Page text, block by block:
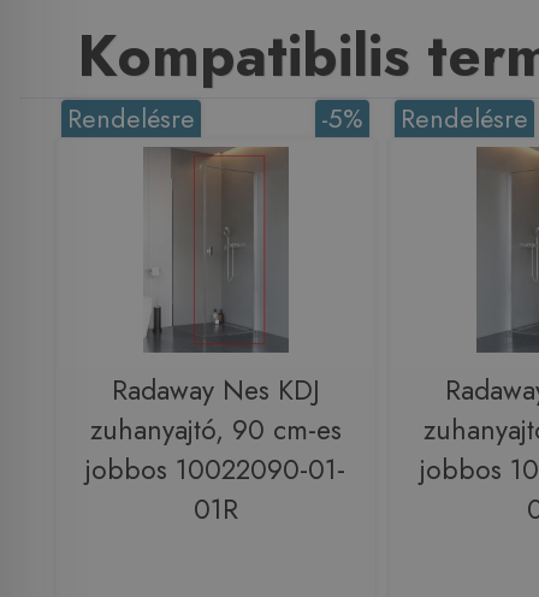
Kompatibilis
-5%
Rendelésre
Radaway Nes KDJ
zuhanyajtó, 90 cm-es
jobbos 10022090-01-
01R
Rendelésre
jobbos